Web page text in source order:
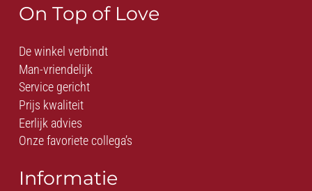
On Top of Love
De winkel verbindt
Man-vriendelijk
Service gericht
Prijs kwaliteit
Eerlijk advies
Onze favoriete collega’s
Informatie